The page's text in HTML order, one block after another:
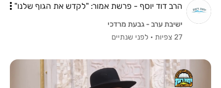
הרב דוד יוסף - פרשת אמור: "לקדש את הגוף שלנו"
ישיבת ערב - גבעת מרדכי
27 צפיות
· לפני שנתיים